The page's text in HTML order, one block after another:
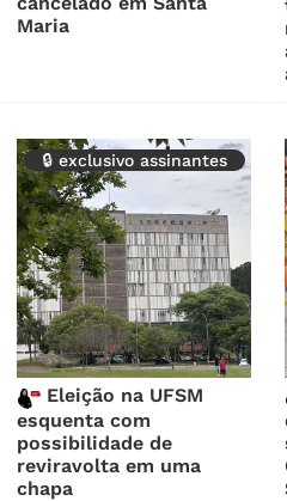
Maria
🔒 exclusivo assinantes
Eleição na UFSM
esquenta com
possibilidade de
reviravolta em uma
chapa